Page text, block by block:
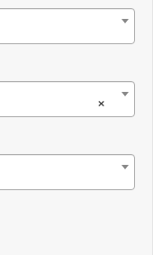
×